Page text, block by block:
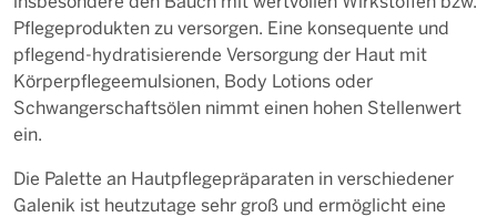
Pflegeprodukten zu versorgen. Eine konsequente und
pflegend-hydratisierende Versorgung der Haut mit
Körperpflegeemulsionen, Body Lotions oder
Schwangerschaftsölen nimmt einen hohen Stellenwert
ein.
Die Palette an Hautpflegepräparaten in verschiedener
Galenik ist heutzutage sehr groß und ermöglicht eine